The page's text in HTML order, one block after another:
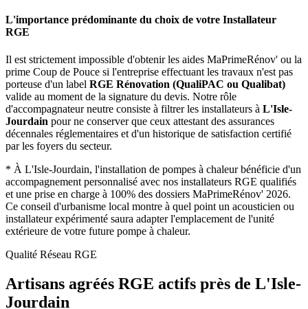
L'importance prédominante du choix de votre Installateur
RGE
Il est strictement impossible d'obtenir les aides MaPrimeRénov' ou la
prime Coup de Pouce si l'entreprise effectuant les travaux n'est pas
porteuse d'un label RGE Rénovation (QualiPAC ou Qualibat)
valide au moment de la signature du devis. Notre rôle
d'accompagnateur neutre consiste à filtrer les installateurs à L'Isle-
Jourdain pour ne conserver que ceux attestant des assurances
décennales réglementaires et d'un historique de satisfaction certifié
par les foyers du secteur.
* À L'Isle-Jourdain, l'installation de pompes à chaleur bénéficie d'un
accompagnement personnalisé avec nos installateurs RGE qualifiés
et une prise en charge à 100% des dossiers MaPrimeRénov' 2026.
Ce conseil d'urbanisme local montre à quel point un acousticien ou
installateur expérimenté saura adapter l'emplacement de l'unité
extérieure de votre future pompe à chaleur.
Qualité Réseau RGE
Artisans agréés RGE actifs près de L'Isle-
Jourdain